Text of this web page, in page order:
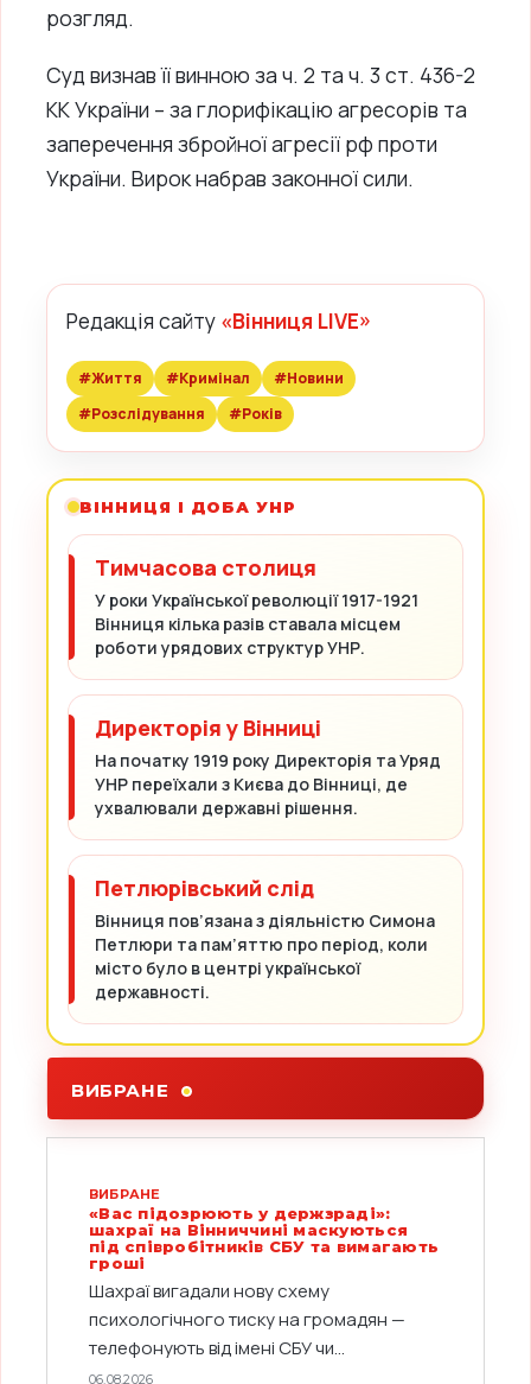
розгляд.
Суд визнав її винною за ч. 2 та ч. 3 ст. 436-2
КК України – за глорифікацію агресорів та
заперечення збройної агресії рф проти
України. Вирок набрав законної сили.
Редакція сайту «Вінниця LIVE»
#Життя #Кримінал
#Новини
#Розслідування
#Років
ВІННИЦЯ І ДОБА УНР
Тимчасова столиця
У роки Української революції 1917-1921
Вінниця кілька разів ставала місцем
роботи урядових структур УНР.
Директорія у Вінниці
На початку 1919 року Директорія та Уряд
УНР переїхали з Києва до Вінниці, де
ухвалювали державні рішення.
Петлюрівський слід
Вінниця пов’язана з діяльністю Симона
Петлюри та пам’яттю про період, коли
місто було в центрі української
державності.
ВИБРАНЕ
ВИБРАНЕ
«Вас підозрюють у держзраді»:
шахраї на Вінниччині маскуються
під співробітників СБУ та вимагають
гроші
Шахраї вигадали нову схему
психологічного тиску на громадян —
телефонують від імені СБУ чи...
06.08.2026